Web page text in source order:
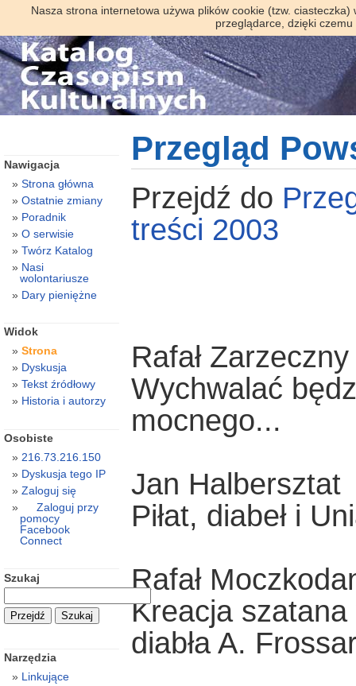
Nasza strona internetowa używa plików cookie (tzw.
przeglądarce, dzięki
Przegląd
Przejdź do
treści 2003
Rafał
Wychwalać
mocnego...
Jan Halbersztat
Piłat, diabeł i
Rafał
Kreacja
diabła A.
Nawigacja
Strona główna
Ostatnie zmiany
Poradnik
O serwisie
Twórz Katalog
Nasi
wolontariusze
Dary pieniężne
Widok
Strona
Dyskusja
Tekst źródłowy
Historia i autorzy
Osobiste
216.73.216.150
Dyskusja tego IP
Zaloguj się
Zaloguj przy
pomocy
Facebook
Connect
Szukaj
Narzędzia
Linkujące